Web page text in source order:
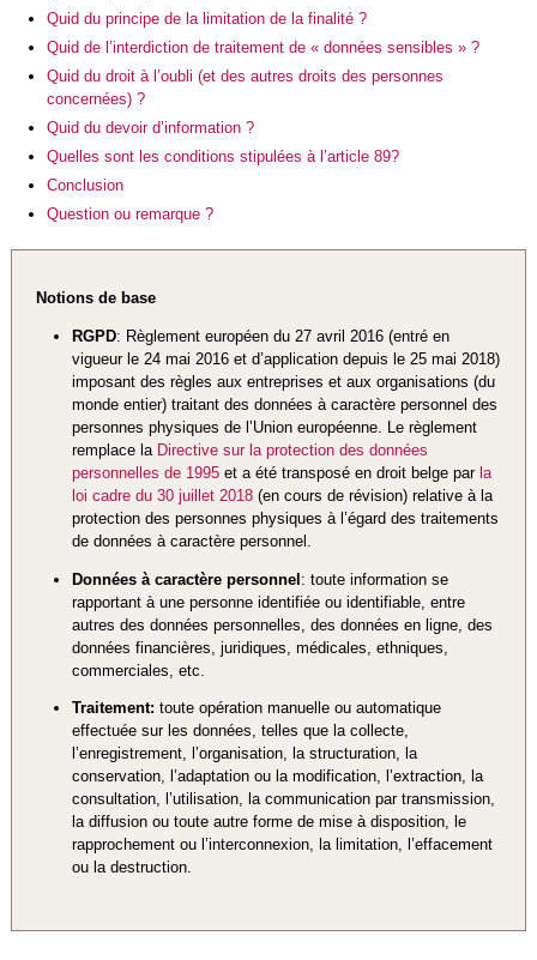
Quid du principe de la limitation de la finalité ?
Quid de l’interdiction de traitement de « données sensibles » ?
Quid du droit à l’oubli (et des autres droits des personnes
concernées) ?
Quid du devoir d’information ?
Quelles sont les conditions stipulées à l’article 89?
Conclusion
Question ou remarque ?
Notions de base
RGPD: Règlement européen du 27 avril 2016 (entré en
vigueur le 24 mai 2016 et d’application depuis le 25 mai 2018)
imposant des règles aux entreprises et aux organisations (du
monde entier) traitant des données à caractère personnel des
personnes physiques de l’Union européenne. Le règlement
remplace la Directive sur la protection des données
personnelles de 1995et a été transposé en droit belge par la
loi cadre du 30 juillet 2018(en cours de révision) relative à la
protection des personnes physiques à l’égard des traitements
de données à caractère personnel.
Données à caractère personnel: toute information se
rapportant à une personne identifiée ou identifiable, entre
autres des données personnelles, des données en ligne, des
données financières, juridiques, médicales, ethniques,
commerciales, etc.
Traitement: toute opération manuelle ou automatique
effectuée sur les données, telles que la collecte,
l’enregistrement, l’organisation, la structuration, la
conservation, l’adaptation ou la modification, l’extraction, la
consultation, l’utilisation, la communication par transmission,
la diffusion ou toute autre forme de mise à disposition, le
rapprochement ou l’interconnexion, la limitation, l’effacement
ou la destruction.